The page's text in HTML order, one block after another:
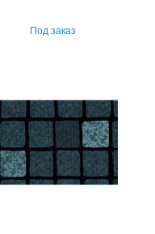
Под заказ